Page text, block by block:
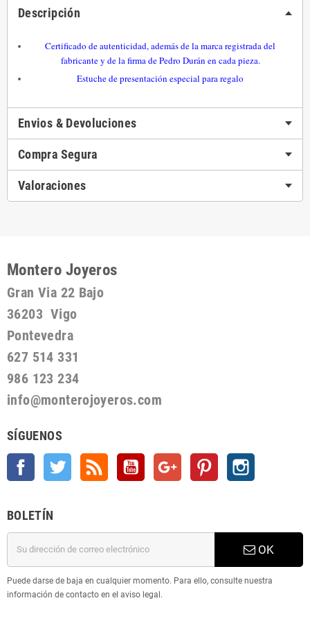
Descripción
Certificado de autenticidad, además de la marca registrada del
fabricante y de la firma de Pedro Durán en cada pieza.
Estuche de presentación especial para regalo
Envios & Devoluciones
Compra Segura
Valoraciones
Montero Joyeros
Gran Via 22 Bajo
36203 Vigo
Pontevedra
627 514 331
986 123 234
info@monterojoyeros.com
SÍGUENOS
Facebook Twitter YouTube Google + Pinterest
BOLETÍN
OK
Puede darse de baja en cualquier momento. Para ello, consulte nuestra
información de contacto en el aviso legal.